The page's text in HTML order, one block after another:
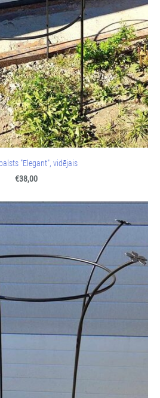
"Elegant", vidējais
€38,00